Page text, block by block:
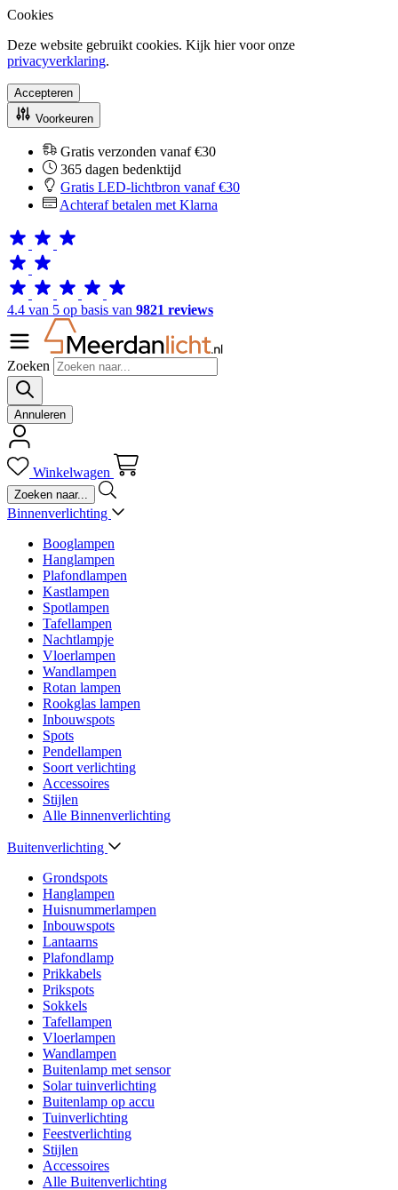
Cookies
Deze website gebruikt cookies. Kijk hier voor onze
privacyverklaring.
Accepteren
Voorkeuren
Gratis verzonden vanaf €30
365 dagen bedenktijd
Gratis LED-lichtbron vanaf €30
Achteraf betalen met Klarna
4.4 van 5 op basis van 9821 reviews
Zoeken
Annuleren
Winkelwagen
Binnenverlichting
Booglampen
Hanglampen
Plafondlampen
Kastlampen
Spotlampen
Tafellampen
Nachtlampje
Vloerlampen
Wandlampen
Rotan lampen
Rookglas lampen
Inbouwspots
Spots
Pendellampen
Soort verlichting
Accessoires
Stijlen
Alle Binnenverlichting
Buitenverlichting
Grondspots
Hanglampen
Huisnummerlampen
Inbouwspots
Lantaarns
Plafondlamp
Prikkabels
Prikspots
Sokkels
Tafellampen
Vloerlampen
Wandlampen
Buitenlamp met sensor
Solar tuinverlichting
Buitenlamp op accu
Tuinverlichting
Feestverlichting
Stijlen
Accessoires
Alle Buitenverlichting